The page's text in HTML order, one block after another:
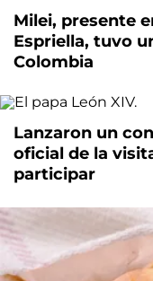
Milei, presente
Espriella, tuvo
Colombia
Lanzaron un
oficial de la
participar